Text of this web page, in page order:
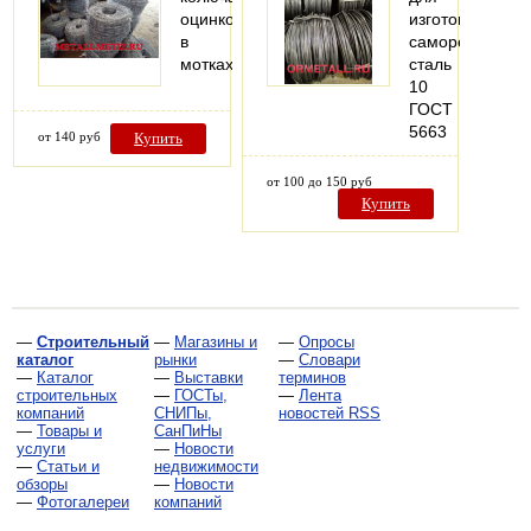
оцинкованная
в
мотках
от 140 руб Купить
изготовления
саморезов
сталь
10
ГОСТ
5663
от 100 до 150 руб
Купить
— Строительный
каталог
— Каталог
строительных
компаний
— Товары и
услуги
— Статьи и
обзоры
— Фотогалереи
— Магазины и
рынки
— Выставки
— ГОСТы,
СНИПы,
СанПиНы
— Новости
недвижимости
— Новости
компаний
— Опросы
— Словари
терминов
— Лента
новостей RSS